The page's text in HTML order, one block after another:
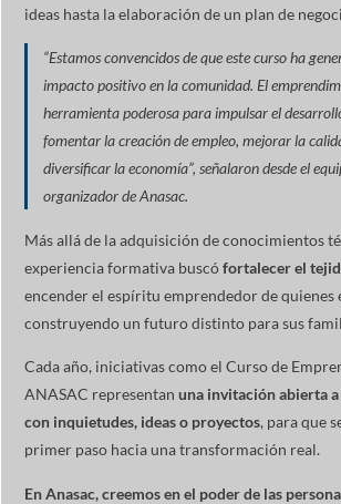
ideas hasta la elaboración de un plan de
“Estamos convencidos de que este curso ha
impacto positivo en la comunidad. El
herramienta poderosa para impulsar el
fomentar la creación de empleo, mejorar la
diversificar la economía”, señalaron desde el
organizador de Anasac.
Más allá de la adquisición de conocimientos
experiencia formativa buscófortalecer el
encender el espíritu emprendedor de quienes
construyendo un futuro distinto para sus
Cada año, iniciativas como el Curso de
ANASAC representanuna invitación abierta
con inquietudes, ideas o proyectos, para que
primer paso hacia una transformación real.
En Anasac, creemos en el poder de las